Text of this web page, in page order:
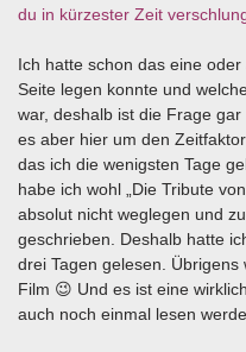
du in kürzester Zeit
Ich hatte schon das eine
Seite legen konnte und
war, deshalb ist die Frage
es aber hier um den
das ich die wenigsten Tage
habe ich wohl „Die Tribute
absolut nicht weglegen und
geschrieben. Deshalb hatte
drei Tagen gelesen.
Film 😉 Und es ist eine
auch noch einmal lesen werde.